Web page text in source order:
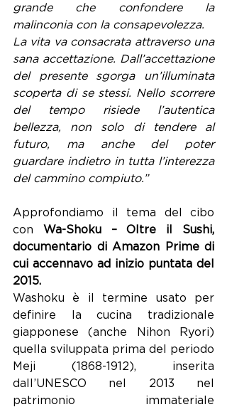
grande che confondere la
malinconia con la consapevolezza.
La vita va consacrata attraverso una
sana accettazione. Dall’accettazione
del presente sgorga un’illuminata
scoperta di se stessi. Nello scorrere
del tempo risiede l’autentica
bellezza, non solo di tendere al
futuro, ma anche del poter
guardare indietro in tutta l’interezza
del cammino compiuto.”
Approfondiamo il tema del cibo
con Wa-Shoku – Oltre il Sushi,
documentario di Amazon Prime di
cui accennavo ad inizio puntata del
2015.
Washoku è il termine usato per
definire la cucina tradizionale
giapponese (anche Nihon Ryori)
quella sviluppata prima del periodo
Meji (1868-1912), inserita
dall’UNESCO nel 2013 nel
patrimonio immateriale